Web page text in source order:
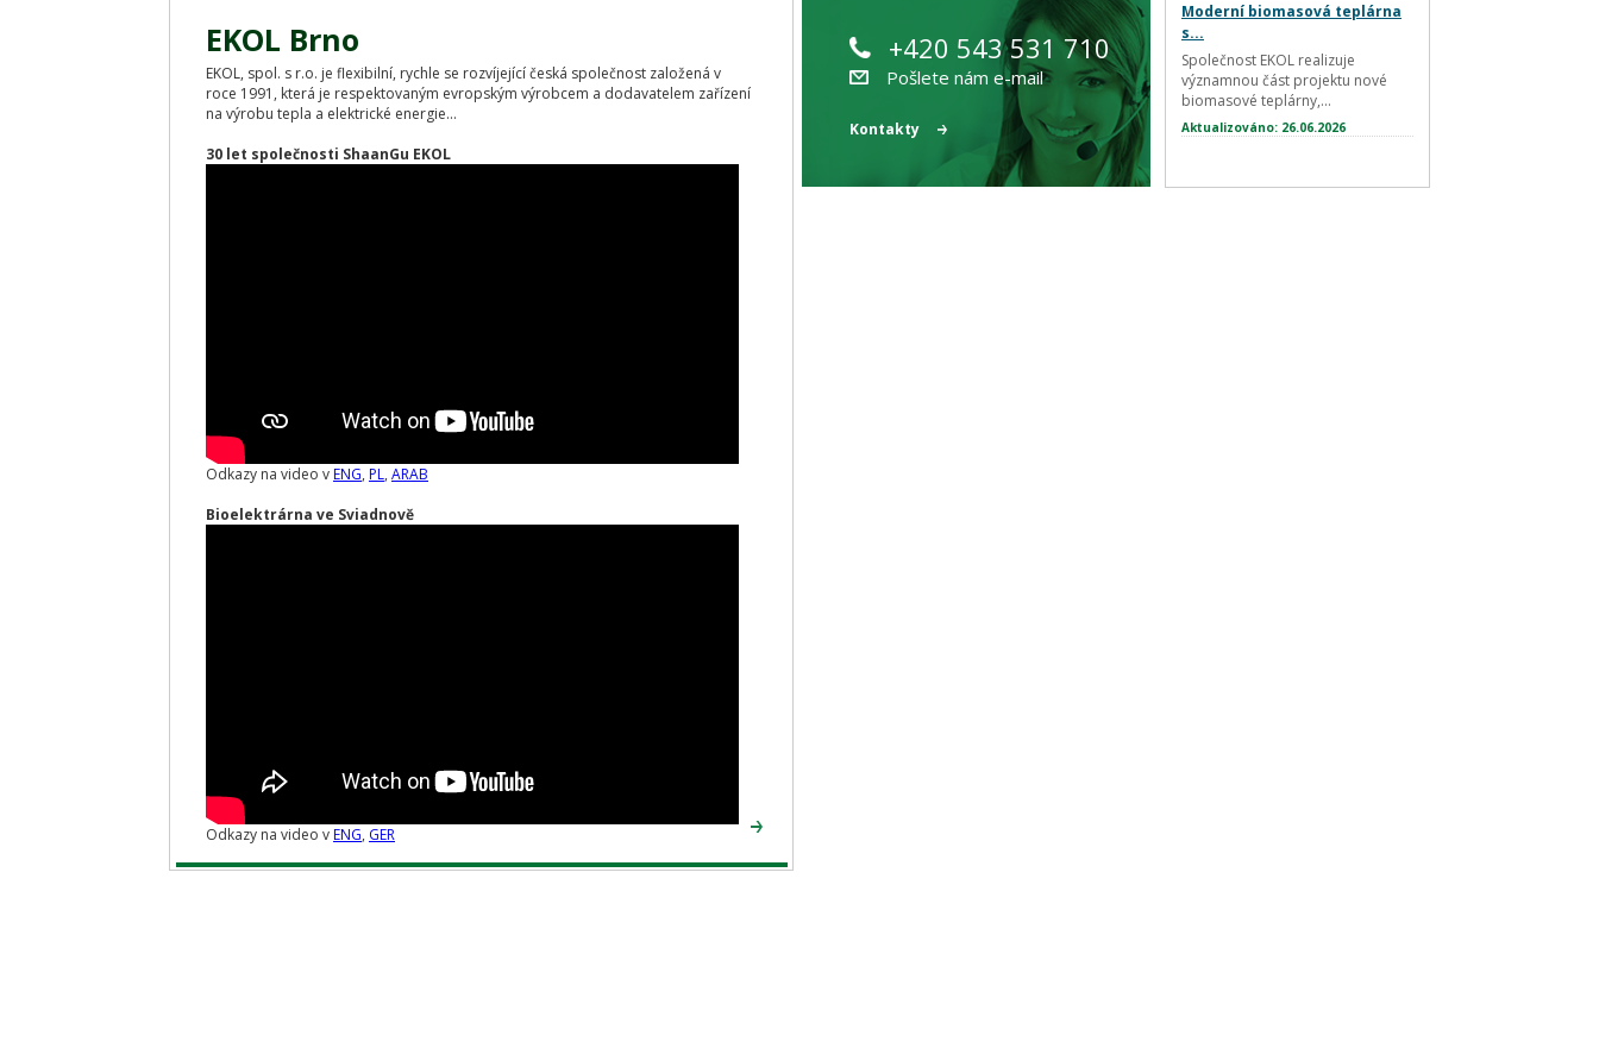
EKOL Brno
EKOL, spol. s r.o. je flexibilní, rychle se rozvíjející česká společnost založená v
roce 1991, která je respektovaným evropským výrobcem a dodavatelem zařízení
na výrobu tepla a elektrické energie...
30 let společnosti ShaanGu EKOL
Odkazy na video vENG, PL, ARAB
Bioelektrárna ve Sviadnově
Odkazy na video vENG, GER
+420 543 531 710
Pošlete nám e-mail
Kontakty
Moderní biomasová teplárna
s...
Společnost EKOL realizuje
významnou část projektu nové
biomasové teplárny,...
Aktualizováno: 26.06.2026